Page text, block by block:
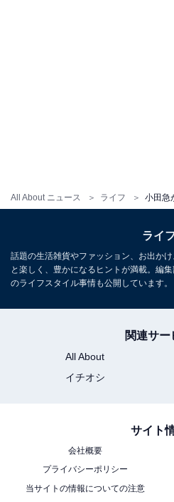
All About ニュース ライフ
SE（3000形）
ライ
話題の生活雑貨やファッション、お出か
と楽しく、豊かになるヒントが満載。編
のライフスタイル事情も公開しています。
関連サー
All About
イチオシ
サイト
会社概要
プライバシーポリシー
当サイトの情報についての注意